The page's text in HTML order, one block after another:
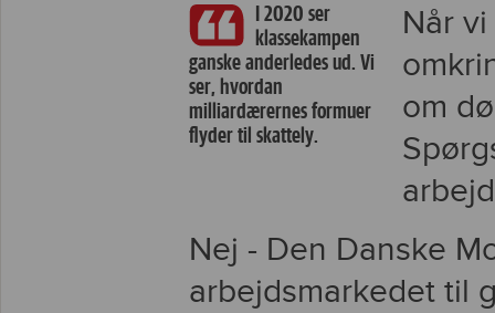
I 2020 ser
klassekampen
ganske anderledes ud. Vi
ser, hvordan
milliardærernes formuer
flyder til skattely.
Når
om
Nej - Den Danske
arbejdsmarkedet til